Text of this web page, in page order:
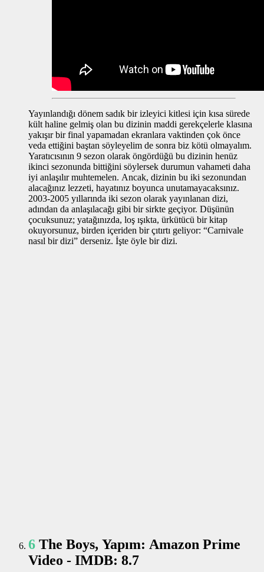
Yayınlandığı dönem sadık bir izleyici kitlesi için kısa sürede
kült haline gelmiş olan bu dizinin maddi gerekçelerle klasına
yakışır bir final yapamadan ekranlara vaktinden çok önce
veda ettiğini baştan söyleyelim de sonra biz kötü olmayalım.
Yaratıcısının 9 sezon olarak öngördüğü bu dizinin henüz
ikinci sezonunda bittiğini söylersek durumun vahameti daha
iyi anlaşılır muhtemelen. Ancak, dizinin bu iki sezonundan
alacağınız lezzeti, hayatınız boyunca unutamayacaksınız.
2003-2005 yıllarında iki sezon olarak yayınlanan dizi,
adından da anlaşılacağı gibi bir sirkte geçiyor. Düşünün
çocuksunuz; yatağınızda, loş ışıkta, ürkütücü bir kitap
okuyorsunuz, birden içeriden bir çıtırtı geliyor: “Carnivale
nasıl bir dizi” derseniz. İşte öyle bir dizi.
6
Video - IMDB: 8.7